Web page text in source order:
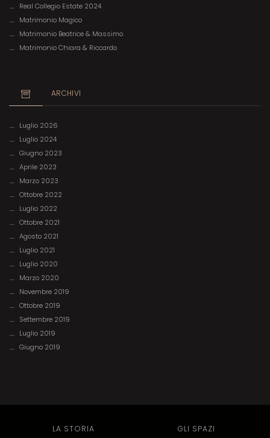
Real Collegio Estate 2024
Matrimonio Magico
Matrimonio Beatrice & Massimo
Matrimonio Chiara & Riccardo
ARCHIVI
Luglio 2026
Luglio 2024
Giugno 2023
Aprile 2023
Marzo 2023
Ottobre 2022
Luglio 2022
Ottobre 2021
Agosto 2021
Luglio 2021
Luglio 2020
Marzo 2020
Novembre 2019
Ottobre 2019
Settembre 2019
Luglio 2019
Giugno 2019
LA STORIA GLI SPAZI